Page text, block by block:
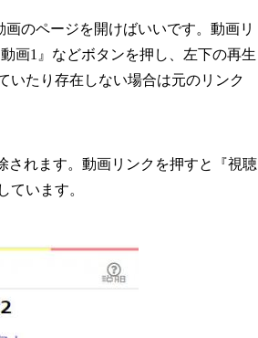
のページを開けばいいです。動画リ
画1』などボタンを押し、左下の再生
いたり存在しない場合は元のリンク
されます。動画リンクを押すと『視聴
ています。